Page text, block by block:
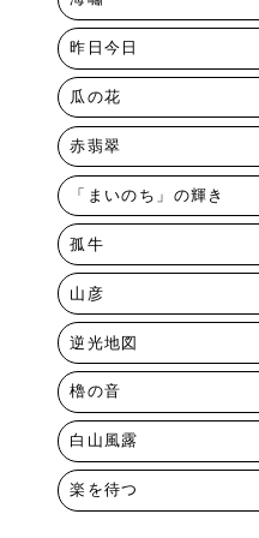
昨日今日
瓜の花
赤翡翠
「まいのち」の輝き
孤牛
山彦
逆光地図
櫓の音
白山風露
楽を待つ